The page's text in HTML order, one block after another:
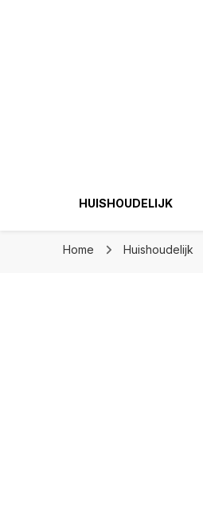
HUISHOUDELIJK
Home Huishoudelijk